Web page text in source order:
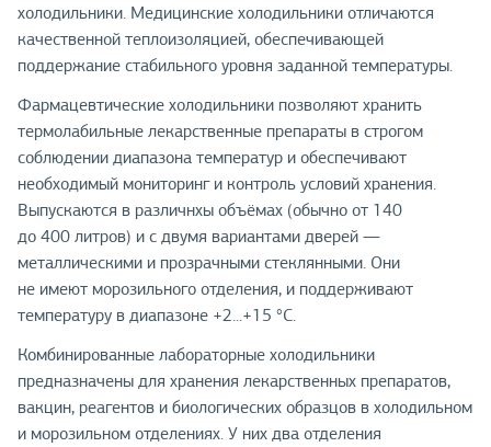
холодильники. Медицинские холодильники отличаются
качественной теплоизоляцией, обеспечивающей
поддержание стабильного уровня заданной температуры.
Фармацевтические холодильники позволяют хранить
термолабильные лекарственные препараты в строгом
соблюдении диапазона температур и обеспечивают
необходимый мониторинг и контроль условий хранения.
Выпускаются в различнхы объёмах (обычно от 140
до 400 литров) и с двумя вариантами дверей —
металлическими и прозрачными стеклянными. Они
не имеют морозильного отделения, и поддерживают
температуру в диапазоне +2...+15 °С.
Комбинированные лабораторные холодильники
предназначены для хранения лекарственных препаратов,
вакцин, реагентов и биологических образцов в холодильном
и морозильном отделениях. У них два отделения